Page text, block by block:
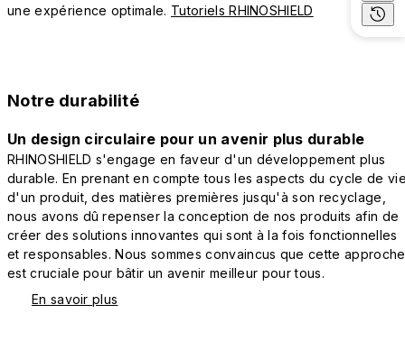
une expérience optimale. Tutoriels RHINOSHIELD
Notre durabilité
Un design circulaire pour un avenir plus durable
RHINOSHIELD s'engage en faveur d'un développement plus
durable. En prenant en compte tous les aspects du cycle de
d'un produit, des matières premières jusqu'à son recyclage,
nous avons dû repenser la conception de nos produits afin de
créer des solutions innovantes qui sont à la fois fonctionnelles
et responsables. Nous sommes convaincus que cette approche
est cruciale pour bâtir un avenir meilleur pour tous.
En savoir plus